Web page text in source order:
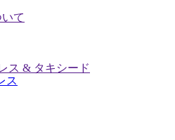
て
ス & タキシード
ス